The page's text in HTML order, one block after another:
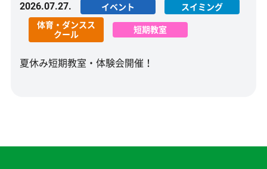
2026.07.27. イベント
スイミング
体育・ダンスス
クール
短期教室
夏休み短期教室・体験会開催！